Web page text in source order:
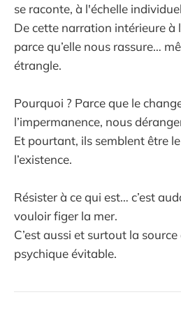
se raconte, à l'échelle
De cette narration intérieure à
parce qu’elle nous rassure…
étrangle.
Pourquoi ? Parce que le
l’impermanence, nous
Et pourtant, ils semblent être
l’existence.
Résister à ce qui est… c’est
vouloir figer la mer.
C’est aussi et surtout la
psychique évitable.